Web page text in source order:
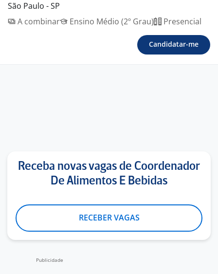
São Paulo - SP
A combinar
Ensino Médio (2º Grau) Presencial
Candidatar-me
Receba novas vagas de Coordenador
De Alimentos E Bebidas
RECEBER VAGAS